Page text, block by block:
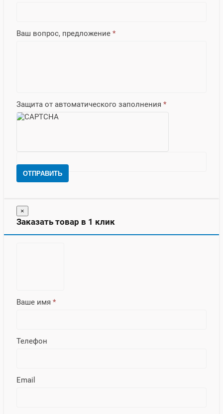
Ваш вопрос, предложение *
Защита от автоматического заполнения *
ОТПРАВИТЬ
×
Заказать товар в 1 клик
Ваше имя *
Телефон
Email